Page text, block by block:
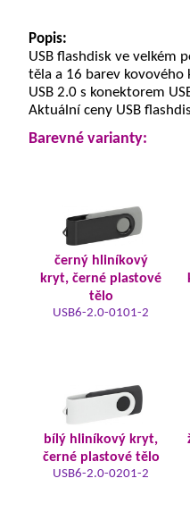
Popis:
USB flashdisk ve velkém
těla a 16 barev
USB 2.0 s konektorem
Aktuální ceny USB
Barevné varianty:
černý hliníkový
kryt, černé plastové
tělo
USB6-2.0-0101-2
bílý hliníkový kryt,
černé plastové tělo
USB6-2.0-0201-2